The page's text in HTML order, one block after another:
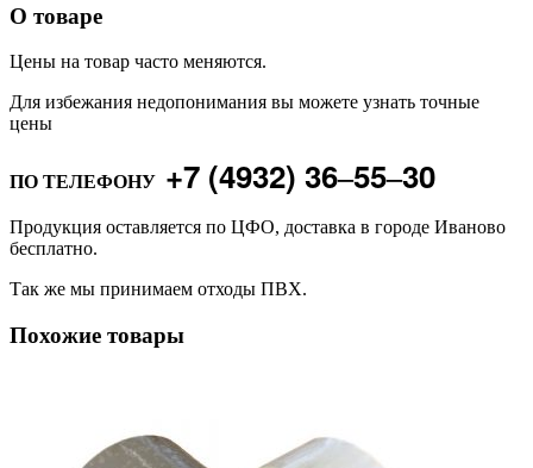
О товаре
Цены на товар часто меняются.
Для избежания недопонимания вы можете узнать точные
цены
ПО ТЕЛЕФОНУ +7 (4932) 36‒55‒30
Продукция оставляется по ЦФО, доставка в городе Иваново
бесплатно.
Так же мы принимаем отходы ПВХ.
Похожие товары